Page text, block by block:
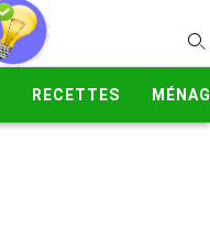
RECETTES